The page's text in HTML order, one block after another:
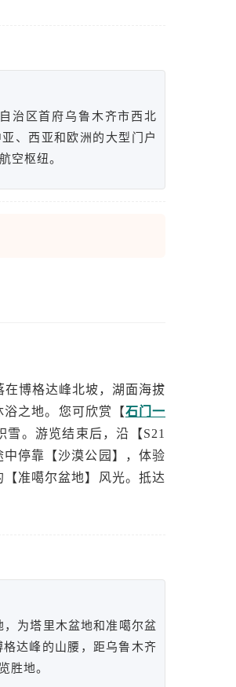
治区首府乌鲁木齐市西北
、西亚和欧洲的大型门户
空枢纽。
在博格达峰北坡，湖面海拔
之地。您可欣赏【石门一
。游览结束后，沿【S21
停靠【沙漠公园】，体验
准噶尔盆地】风光。抵达
为塔里木盆地和准噶尔盆
达峰的山腰，距乌鲁木齐
胜地。